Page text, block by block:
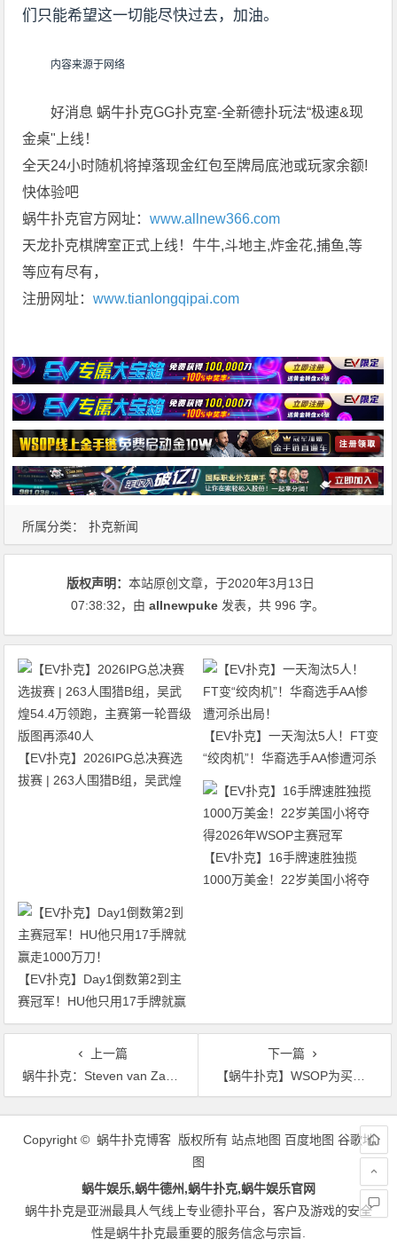
们只能希望这一切能尽快过去，加油。
内容来源于网络
好消息 蜗牛扑克GG扑克室-全新德扑玩法“极速&现
金桌"上线！
全天24小时随机将掉落现金红包至牌局底池或玩家余额!
快体验吧
蜗牛扑克官方网址：www.allnew366.com
天龙扑克棋牌室正式上线！牛牛,斗地主,炸金花,捕鱼,等
等应有尽有，
注册网址：www.tianlongqipai.com
所属分类： 扑克新闻
版权声明：本站原创文章，于2020年3月13日
07:38:32，由allnewpuke 发表，共 996 字。
【EV扑克】2026IPG总决赛选
拔赛 | 263人围猎B组，吴武煌
【EV扑克】一天淘汰5人！FT变
“绞肉机”！华裔选手AA惨遭河杀
出局！
【EV扑克】16手牌速胜独揽
1000万美金！22岁美国小将夺
【EV扑克】Day1倒数第2到主
赛冠军！HU他只用17手牌就赢
走1000万刀！
上一篇
蜗牛扑克：Steven van Zadelho谈论扑克玩家的饮食和营养
下一篇
【蜗牛扑克】WSOP为买入1500刀赛事年度选手另开积分榜
文
Copyright © 蜗牛扑克博客 版权所有 站点地图 百度地图 谷歌地
图
蜗牛娱乐,蜗牛德州,蜗牛扑克,蜗牛娱乐官网
蜗牛扑克是亚洲最具人气线上专业德扑平台，客户及游戏的安全
性是蜗牛扑克最重要的服务信念与宗旨.